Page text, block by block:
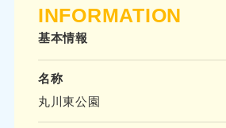
INFORMATION
基本情報
名称
丸川東公園